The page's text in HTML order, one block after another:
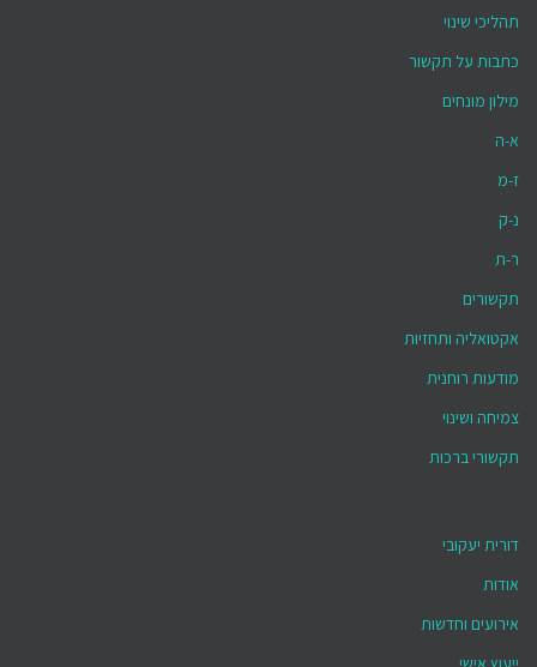
תהליכי שינוי
כתבות על תקשור
מילון מונחים
א-ה
ז-מ
נ-ק
ר-ת
תקשורים
אקטואליה ותחזיות
מודעות רוחנית
צמיחה ושינוי
תקשורי ברכות
דורית יעקובי
אודות
אירועים וחדשות